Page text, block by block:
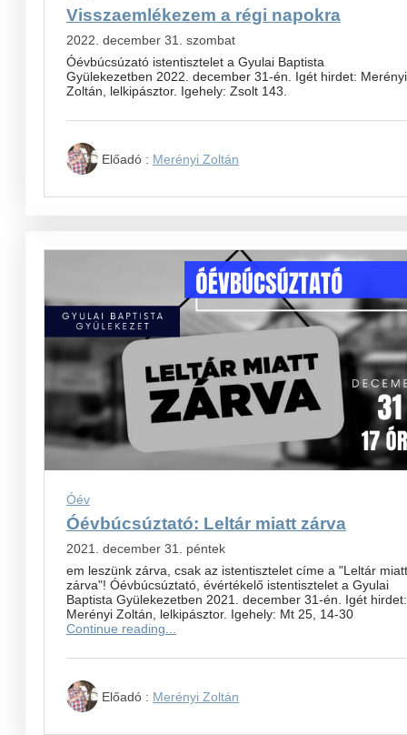
Visszaemlékezem a régi napokra
2022. december 31. szombat
Óévbúcsúzató istentisztelet a Gyulai Baptista
Gyülekezetben 2022. december 31-én. Igét hirdet: Merényi
Zoltán, lelkipásztor. Igehely: Zsolt 143.
Előadó : Merényi Zoltán
Óév
Óévbúcsúztató: Leltár miatt zárva
2021. december 31. péntek
em leszünk zárva, csak az istentisztelet címe a "Leltár miatt
zárva"! Óévbúcsúztató, évértékelő istentisztelet a Gyulai
Baptista Gyülekezetben 2021. december 31-én. Igét hirdet:
Merényi Zoltán, lelkipásztor. Igehely: Mt 25, 14-30
Continue reading...
Előadó : Merényi Zoltán